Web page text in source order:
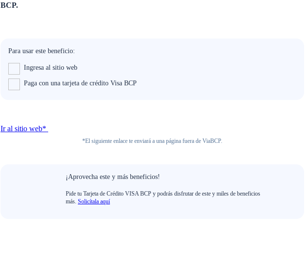
BCP.
Para usar este beneficio:
Ingresa al sitio web
Paga con una tarjeta de crédito Visa BCP
Ir al sitio web*
*El siguiente enlace te enviará a una página fuera de ViaBCP.
¡Aprovecha este y más beneficios!
Pide tu Tarjeta de Crédito VISA BCP y podrás disfrutar de este y miles de beneficios
más. Solicítala aquí